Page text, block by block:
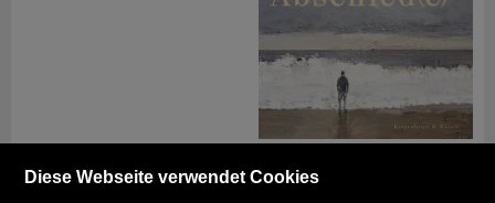
vonJulian Barnes
Diese Webseite verwendet Cookies